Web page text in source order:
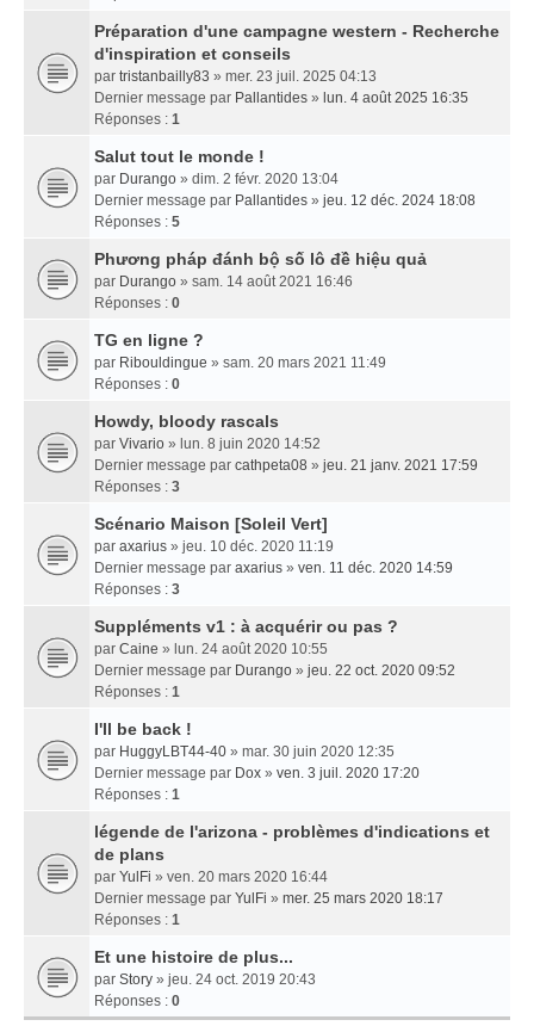
Préparation d'une campagne western - Recherche
d'inspiration et conseils
par tristanbailly83 » mer. 23 juil. 2025 04:13
Dernier message par Pallantides » lun. 4 août 2025 16:35
Réponses : 1
Salut tout le monde !
par Durango » dim. 2 févr. 2020 13:04
Dernier message par Pallantides » jeu. 12 déc. 2024 18:08
Réponses : 5
Phương pháp đánh bộ số lô đề hiệu quả
par Durango » sam. 14 août 2021 16:46
Réponses : 0
TG en ligne ?
par Ribouldingue » sam. 20 mars 2021 11:49
Réponses : 0
Howdy, bloody rascals
par Vivario » lun. 8 juin 2020 14:52
Dernier message par cathpeta08 » jeu. 21 janv. 2021 17:59
Réponses : 3
Scénario Maison [Soleil Vert]
par axarius » jeu. 10 déc. 2020 11:19
Dernier message par axarius » ven. 11 déc. 2020 14:59
Réponses : 3
Suppléments v1 : à acquérir ou pas ?
par Caine » lun. 24 août 2020 10:55
Dernier message par Durango » jeu. 22 oct. 2020 09:52
Réponses : 1
I'll be back !
par HuggyLBT44-40 » mar. 30 juin 2020 12:35
Dernier message par Dox » ven. 3 juil. 2020 17:20
Réponses : 1
légende de l'arizona - problèmes d'indications et
de plans
par YulFi » ven. 20 mars 2020 16:44
Dernier message par YulFi » mer. 25 mars 2020 18:17
Réponses : 1
Et une histoire de plus...
par Story » jeu. 24 oct. 2019 20:43
Réponses : 0